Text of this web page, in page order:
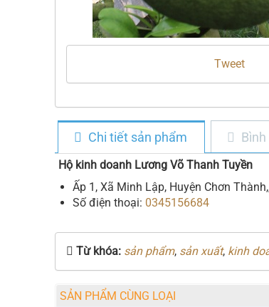
Tweet
Chi tiết sản phẩm
Hộ kinh doanh Lương Võ Thanh Tuyền
Ấp 1, Xã Minh Lập, Huyện Chơn
Số điện thoại: 0345156684
Từ khóa: sản phẩm, sản xuất, kinh
SẢN PHẨM CÙNG LOẠI